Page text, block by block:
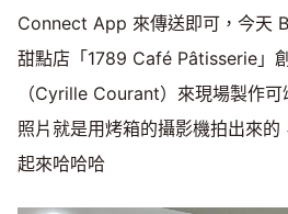
Connect App 來傳送即可，今天
甜點店「1789 Café Pâtisserie」
（Cyrille Courant）來現場製作
照片就是用烤箱的攝影機拍出來
起來哈哈哈